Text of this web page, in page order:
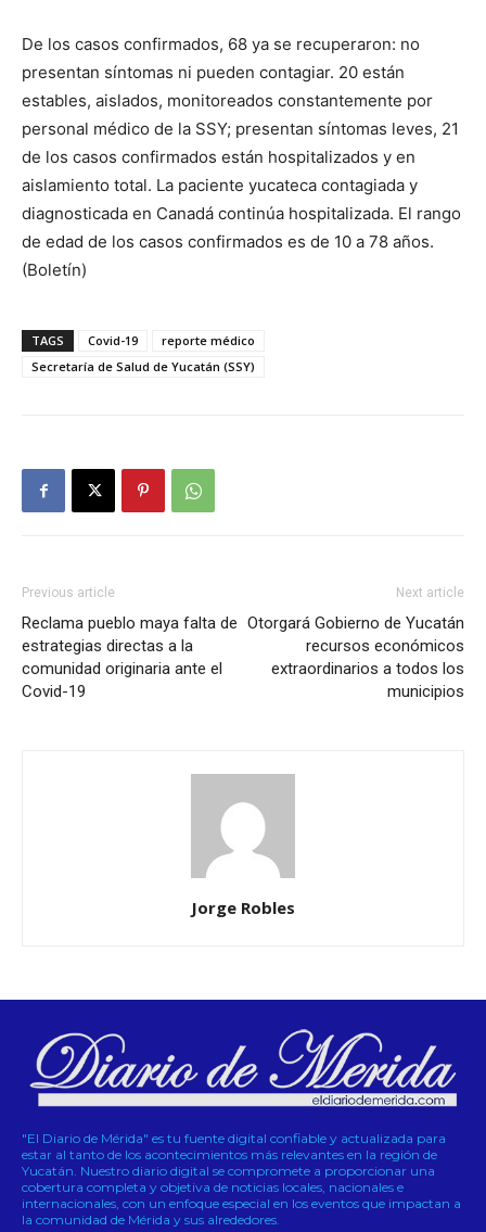
De los casos confirmados, 68 ya se recuperaron: no
presentan síntomas ni pueden contagiar. 20 están
estables, aislados, monitoreados constantemente por
personal médico de la SSY; presentan síntomas leves, 21
de los casos confirmados están hospitalizados y en
aislamiento total. La paciente yucateca contagiada y
diagnosticada en Canadá continúa hospitalizada. El rango
de edad de los casos confirmados es de 10 a 78 años.
(Boletín)
TAGS Covid-19
reporte médico
Secretaría de Salud de Yucatán (SSY)
Previous article
Reclama pueblo maya falta de
estrategias directas a la
comunidad originaria ante el
Covid-19
Next article
Otorgará Gobierno de Yucatán
recursos económicos
extraordinarios a todos los
municipios
Jorge Robles
"El Diario de Mérida" es tu fuente digital confiable y actualizada para
estar al tanto de los acontecimientos más relevantes en la región de
Yucatán. Nuestro diario digital se compromete a proporcionar una
cobertura completa y objetiva de noticias locales, nacionales e
internacionales, con un enfoque especial en los eventos que impactan a
la comunidad de Mérida y sus alrededores.